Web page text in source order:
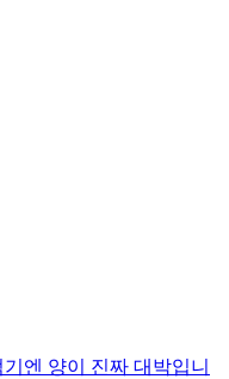
엔 양이 진짜 대박입니